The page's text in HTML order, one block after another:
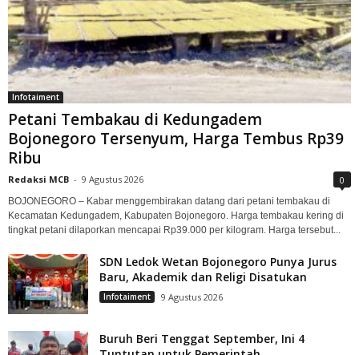
Infotaiment
Petani Tembakau di Kedungadem
Bojonegoro Tersenyum, Harga Tembus Rp39
Ribu
Redaksi MCB - 9 Agustus 2026 0
BOJONEGORO – Kabar menggembirakan datang dari petani tembakau di
Kecamatan Kedungadem, Kabupaten Bojonegoro. Harga tembakau kering di
tingkat petani dilaporkan mencapai Rp39.000 per kilogram. Harga tersebut...
SDN Ledok Wetan Bojonegoro Punya Jurus
Baru, Akademik dan Religi Disatukan
Infotaiment 9 Agustus 2026
Buruh Beri Tenggat September, Ini 4